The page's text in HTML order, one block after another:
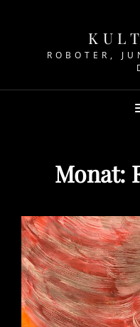
ROBOTER,
Monat: